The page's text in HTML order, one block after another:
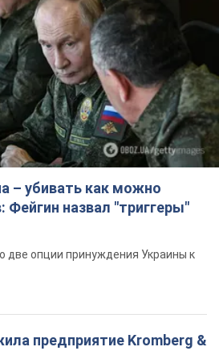
предприятие Kromberg &
Фото
работу, пока неизвестно
закроют 80-метровым
киевские власти
строительство
верующего"